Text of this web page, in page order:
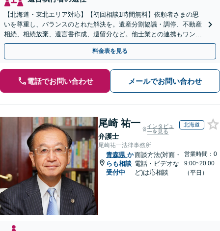
【北海道・東北エリア対応】【初回相談1時間無料】依頼者さまの思
いを尊重し、バランスのとれた解決を。遺産分割協議・調停、不動産
相続、相続放棄、遺言書作成、遺留分など。他士業との連携もワンス
トップで対応します【休日・夜間面談OK】
料金表を見る
電話でお問い合わせ メールでお問い合わせ
尾崎 祐一
弁護士
インタビュ
ーを見る
北海道
尾崎祐一法律事務所
青森県 か
らも相談
受付中
面談方法(対面・
電話・ビデオな
ど)は応相談
営業時間：0
9:00~20:00
（平日）